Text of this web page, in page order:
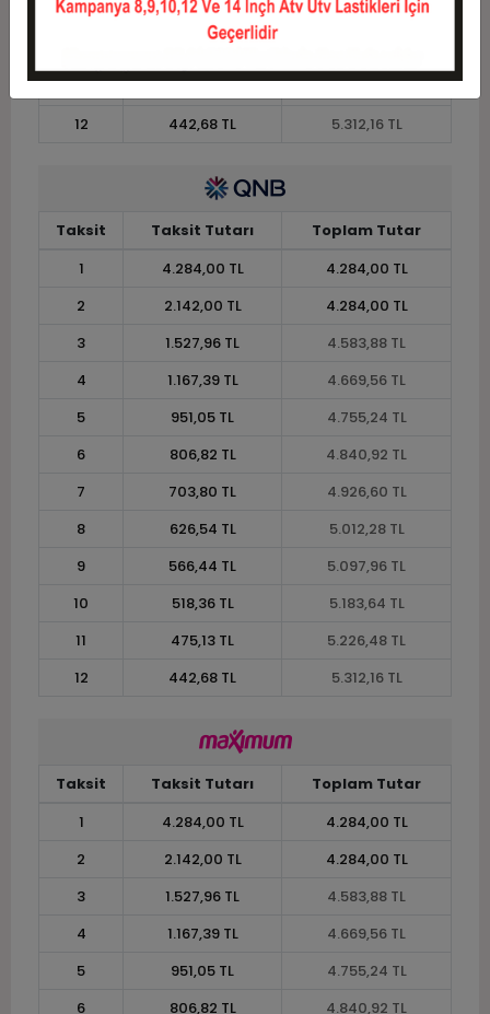
9
566,44 TL
5.097,96 TL
518,36 TL
11
475,13 TL
5.226,48 TL
12
442,68 TL 5.312,16 TL
Taksit Taksit Tutarı
Toplam Tutar
1
4.284,00 TL
4.284,00 TL
2
2.142,00 TL
4.284,00 TL
3
1.527,96 TL
4.583,88 TL
4
1.167,39 TL
4.669,56 TL
5
951,05 TL
4.755,24 TL
6
806,82 TL
4.840,92 TL
7
703,80 TL
4.926,60 TL
8
626,54 TL
5.012,28 TL
9
566,44 TL
5.097,96 TL
10
518,36 TL
5.183,64 TL
11
475,13 TL
5.226,48 TL
12
442,68 TL 5.312,16 TL
Taksit Taksit Tutarı
Toplam Tutar
1
4.284,00 TL
4.284,00 TL
2
2.142,00 TL
4.284,00 TL
3
1.527,96 TL
4.583,88 TL
4
1.167,39 TL
4.669,56 TL
5
951,05 TL
4.755,24 TL
6
806,82 TL 4.840,92 TL